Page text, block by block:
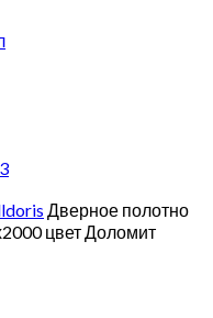
Дверное полотно
цвет Доломит